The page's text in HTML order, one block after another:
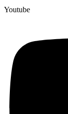
Youtube